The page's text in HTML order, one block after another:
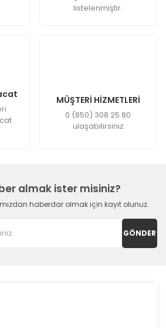
listelenmiştir.
MÜŞTERİ HİZMETLERİ
0 (850) 308 25 80
ulaşabilirsiniz
almak ister misiniz?
haberdar olmak için kayıt olunuz.
GÖNDER